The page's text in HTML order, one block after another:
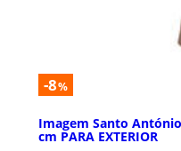
-8%
Imagem Santo
cm PARA EXTERIOR